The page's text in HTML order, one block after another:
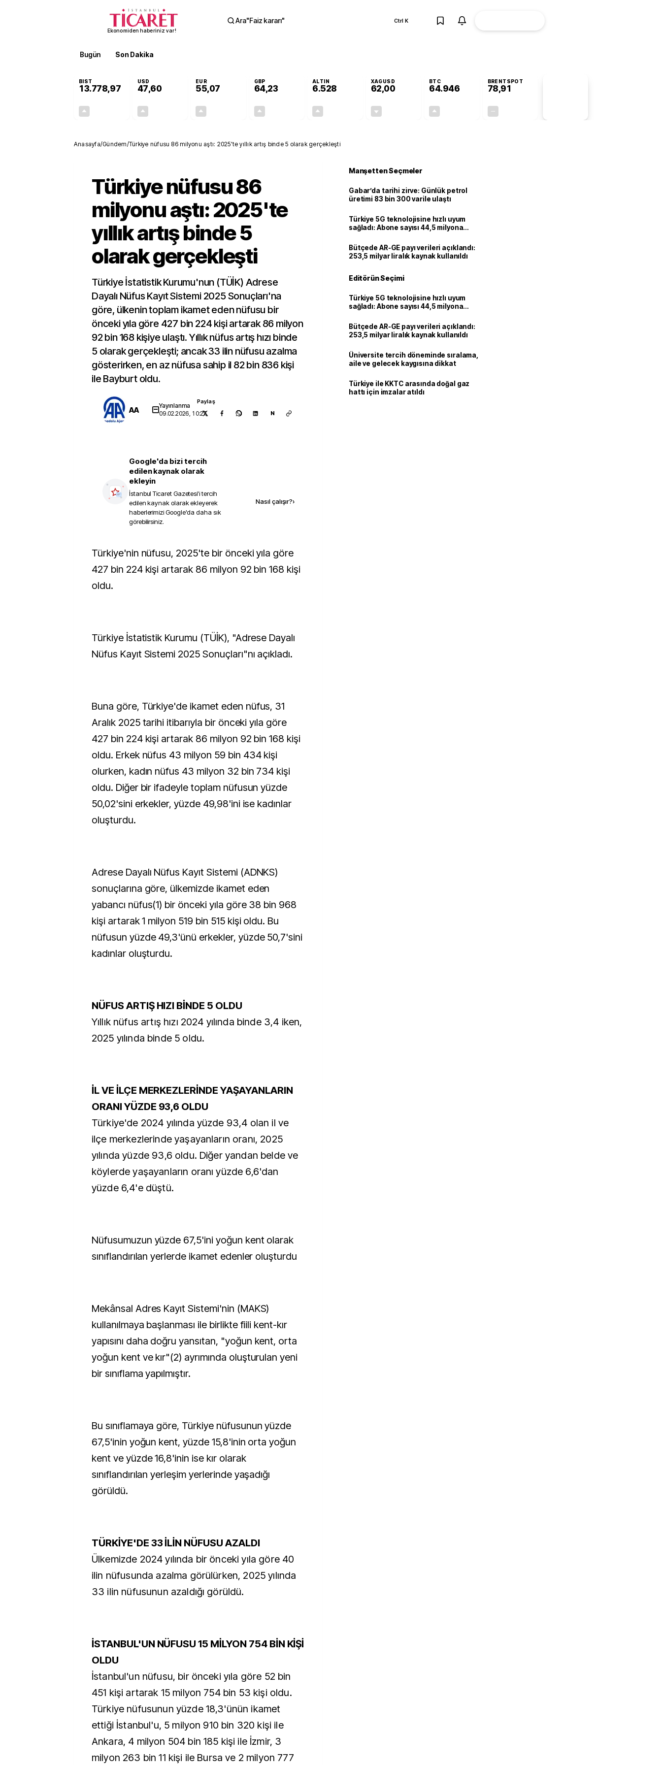
Ekonomiden haberiniz var!
Ara"Faiz kararı" Ctrl K
Bugün Son Dakika
BIST
13.778,97
USD
47,60
EUR
55,07
GBP
64,23
ALTIN
6.528
XAGUSD
62,00
BTC
64.946
BRENTSPOT
78,91
Anasayfa/Gündem/Türkiye nüfusu 86 milyonu aştı: 2025'te yıllık artış binde 5 olarak gerçekleşti
Türkiye nüfusu 86
milyonu aştı: 2025'te
yıllık artış binde 5
olarak gerçekleşti
Türkiye İstatistik Kurumu'nun (TÜİK) Adrese
Dayalı Nüfus Kayıt Sistemi 2025 Sonuçları'na
göre, ülkenin toplam ikamet eden nüfusu bir
önceki yıla göre 427 bin 224 kişi artarak 86 milyon
92 bin 168 kişiye ulaştı. Yıllık nüfus artış hızı binde
5 olarak gerçekleşti; ancak 33 ilin nüfusu azalma
gösterirken, en az nüfusa sahip il 82 bin 836 kişi
ile Bayburt oldu.
AA
Yayınlanma
09.02.2026, 10:27
Paylaş
N
Google'da bizi tercih
edilen kaynak olarak
ekleyin
İstanbul Ticaret Gazetesi'i tercih
edilen kaynak olarak ekleyerek
haberlerimizi Google'da daha sık
görebilirsiniz.
Nasıl çalışır?›
Türkiye'nin nüfusu, 2025'te bir önceki yıla göre
427 bin 224 kişi artarak 86 milyon 92 bin 168 kişi
oldu.
Türkiye İstatistik Kurumu (TÜİK), "Adrese Dayalı
Nüfus Kayıt Sistemi 2025 Sonuçları"nı açıkladı.
Buna göre, Türkiye'de ikamet eden nüfus, 31
Aralık 2025 tarihi itibarıyla bir önceki yıla göre
427 bin 224 kişi artarak 86 milyon 92 bin 168 kişi
oldu. Erkek nüfus 43 milyon 59 bin 434 kişi
olurken, kadın nüfus 43 milyon 32 bin 734 kişi
oldu. Diğer bir ifadeyle toplam nüfusun yüzde
50,02'sini erkekler, yüzde 49,98'ini ise kadınlar
oluşturdu.
Adrese Dayalı Nüfus Kayıt Sistemi (ADNKS)
sonuçlarına göre, ülkemizde ikamet eden
yabancı nüfus(1) bir önceki yıla göre 38 bin 968
kişi artarak 1 milyon 519 bin 515 kişi oldu. Bu
nüfusun yüzde 49,3'ünü erkekler, yüzde 50,7'sini
kadınlar oluşturdu.
NÜFUS ARTIŞ HIZI BİNDE 5 OLDU
Yıllık nüfus artış hızı 2024 yılında binde 3,4 iken,
2025 yılında binde 5 oldu.
İL VE İLÇE MERKEZLERİNDE YAŞAYANLARIN
ORANI YÜZDE 93,6 OLDU
Türkiye'de 2024 yılında yüzde 93,4 olan il ve
ilçe merkezlerinde yaşayanların oranı, 2025
yılında yüzde 93,6 oldu. Diğer yandan belde ve
köylerde yaşayanların oranı yüzde 6,6'dan
yüzde 6,4'e düştü.
Nüfusumuzun yüzde 67,5'ini yoğun kent olarak
sınıflandırılan yerlerde ikamet edenler oluşturdu
Mekânsal Adres Kayıt Sistemi'nin (MAKS)
kullanılmaya başlanması ile birlikte fiili kent-kır
yapısını daha doğru yansıtan, "yoğun kent, orta
yoğun kent ve kır"(2) ayrımında oluşturulan yeni
bir sınıflama yapılmıştır.
Bu sınıflamaya göre, Türkiye nüfusunun yüzde
67,5'inin yoğun kent, yüzde 15,8'inin orta yoğun
kent ve yüzde 16,8'inin ise kır olarak
sınıflandırılan yerleşim yerlerinde yaşadığı
görüldü.
TÜRKİYE'DE 33 İLİN NÜFUSU AZALDI
Ülkemizde 2024 yılında bir önceki yıla göre 40
ilin nüfusunda azalma görülürken, 2025 yılında
33 ilin nüfusunun azaldığı görüldü.
İSTANBUL'UN NÜFUSU 15 MİLYON 754 BİN KİŞİ
OLDU
İstanbul'un nüfusu, bir önceki yıla göre 52 bin
451 kişi artarak 15 milyon 754 bin 53 kişi oldu.
Türkiye nüfusunun yüzde 18,3'ünün ikamet
ettiği İstanbul'u, 5 milyon 910 bin 320 kişi ile
Ankara, 4 milyon 504 bin 185 kişi ile İzmir, 3
milyon 263 bin 11 kişi ile Bursa ve 2 milyon 777
Manşetten Seçmeler
Gabar’da tarihi zirve: Günlük petrol
üretimi 83 bin 300 varile ulaştı
Türkiye 5G teknolojisine hızlı uyum
sağladı: Abone sayısı 44,5 milyona
Bütçede AR-GE payı verileri açıklandı:
253,5 milyar liralık kaynak kullanıldı
Editörün Seçimi
Türkiye 5G teknolojisine hızlı uyum
sağladı: Abone sayısı 44,5 milyona
Bütçede AR-GE payı verileri açıklandı:
253,5 milyar liralık kaynak kullanıldı
Üniversite tercih döneminde sıralama,
aile ve gelecek kaygısına dikkat
Türkiye ile KKTC arasında doğal gaz
hattı için imzalar atıldı